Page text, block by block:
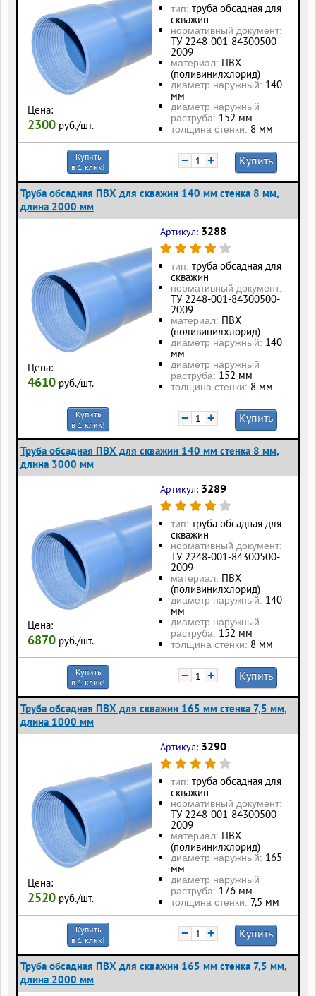
Цена:
2300 руб./шт.
тип: труба обсадная для
скважин
нормативный документ:
ТУ 2248-001-84300500-
2009
материал: ПВХ
(поливинилхлорид)
диаметр наружный: 140
мм
диаметр наружный
раструба: 152 мм
толщина стенки: 8 мм
Купить
в 1 клик!
− + Купить
Труба обсадная ПВХ для скважин 140 мм стенка 8 мм,
длина 2000 мм
Цена:
4610 руб./шт.
Артикул: 3288
тип: труба обсадная для
скважин
нормативный документ:
ТУ 2248-001-84300500-
2009
материал: ПВХ
(поливинилхлорид)
диаметр наружный: 140
мм
диаметр наружный
раструба: 152 мм
толщина стенки: 8 мм
Купить
в 1 клик!
− + Купить
Труба обсадная ПВХ для скважин 140 мм стенка 8 мм,
длина 3000 мм
Цена:
6870 руб./шт.
Артикул: 3289
тип: труба обсадная для
скважин
нормативный документ:
ТУ 2248-001-84300500-
2009
материал: ПВХ
(поливинилхлорид)
диаметр наружный: 140
мм
диаметр наружный
раструба: 152 мм
толщина стенки: 8 мм
Купить
в 1 клик!
− + Купить
Труба обсадная ПВХ для скважин 165 мм стенка 7,5 мм,
длина 1000 мм
Цена:
2520 руб./шт.
Артикул: 3290
тип: труба обсадная для
скважин
нормативный документ:
ТУ 2248-001-84300500-
2009
материал: ПВХ
(поливинилхлорид)
диаметр наружный: 165
мм
диаметр наружный
раструба: 176 мм
толщина стенки: 7,5 мм
Купить
в 1 клик!
− + Купить
Труба обсадная ПВХ для скважин 165 мм стенка 7,5 мм,
длина 2000 мм